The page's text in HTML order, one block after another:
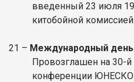
введенный 23 июля
китобойной комиссией.
21 – Международный
Провозглашен на 30-й
конференции ЮНЕСКО